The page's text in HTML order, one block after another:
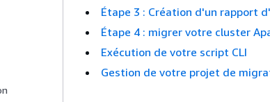
Étape 3 : Création d'un rapport
Étape 4 : migrer votre cluster
Exécution de votre script CLI
Gestion de votre projet de